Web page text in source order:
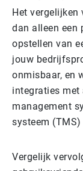
Het vergelijken
dan alleen een
opstellen van
jouw
onmisbaar, en
integraties met
management
systeem
Vergelijk